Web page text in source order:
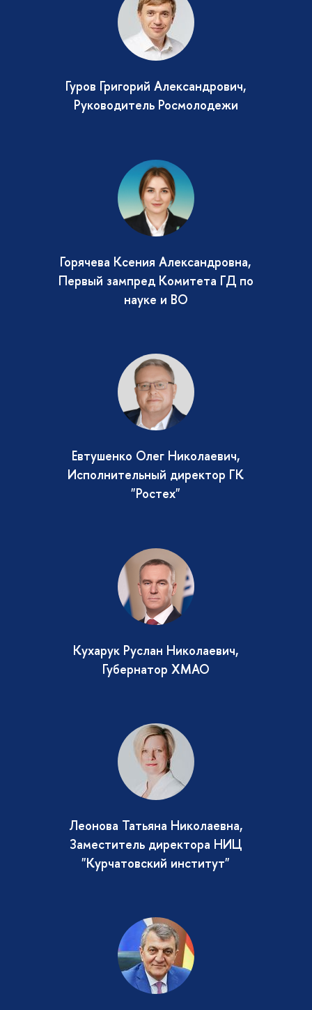
Гуров Григорий Александрович,
Руководитель Росмолодежи
Горячева Ксения Александровна,
Первый зампред Комитета ГД по
науке и ВО
Евтушенко Олег Николаевич,
Исполнительный директор ГК
"Ростех"
Кухарук Руслан Николаевич,
Губернатор ХМАО
Леонова Татьяна Николаевна,
Заместитель директора НИЦ
"Курчатовский институт"